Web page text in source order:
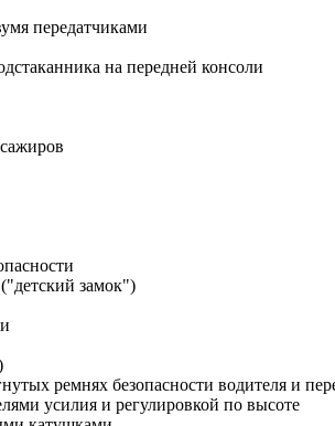
передатчиками
на передней консоли
замок")
ремнях безопасности водителя и
усилия и регулировкой по высоте